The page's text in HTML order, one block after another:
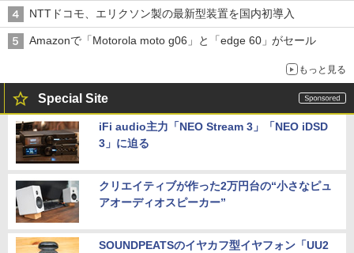
NTTドコモ、エリクソン製の最新型装置を国内初導入
Amazonで「Motorola moto g06」と「edge 60」がセール
もっと見る
Special Site
iFi audio主力「NEO Stream 3」「NEO iDSD
3」に迫る
クリエイティブが作った2万円台の“小さなピュ
アオーディオスピーカー”
SOUNDPEATSのイヤカフ型イヤフォン「UU2